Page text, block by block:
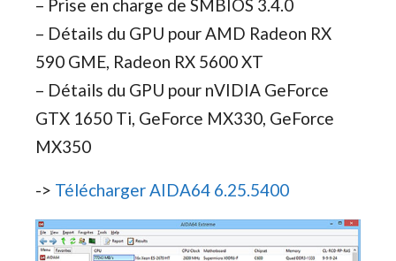
– Prise en charge de SMBIOS 3.4.0
– Détails du GPU pour AMD Radeon RX
590 GME, Radeon RX 5600 XT
– Détails du GPU pour nVIDIA GeForce
GTX 1650 Ti, GeForce MX330, GeForce
MX350
-> Télécharger AIDA64 6.25.5400